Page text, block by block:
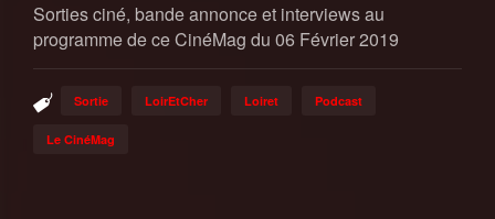
Sorties ciné, bande annonce et interviews au
programme de ce CinéMag du 06 Février 2019
Sortie LoirEtCher Loiret Podcast
Le CinéMag